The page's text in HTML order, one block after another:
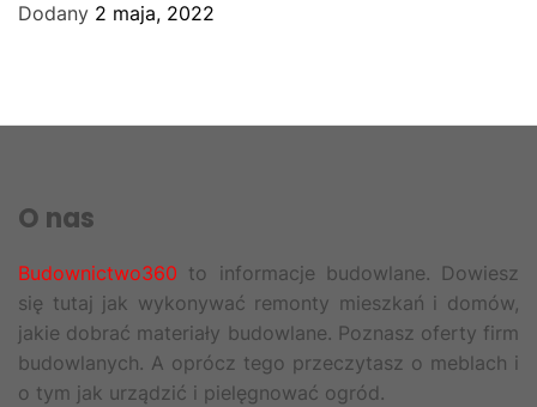
Dodany 2 maja, 2022
O nas
Budownictwo360 to informacje budowlane. Dowiesz
się tutaj jak wykonywać remonty mieszkań i domów,
jakie dobrać materiały budowlane. Poznasz oferty firm
budowlanych. A oprócz tego przeczytasz o meblach i
o tym jak urządzić i pielęgnować ogród.